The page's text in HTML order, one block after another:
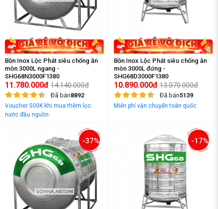
Bồn Inox Lộc Phát siêu chống ăn
mòn 3000L ngang -
SHG68N3000F1380
11.780.000đ 14.140.000đ
Đã bán8892
Voucher 500K khi mua thêm lọc
nước đầu nguồn
Bồn Inox Lộc Phát siêu chống ăn
mòn 3000L đứng -
SHG68D3000F1380
10.890.000đ 13.070.000đ
Đã bán5139
Miễn phí vận chuyển toàn quốc
-37% -17%